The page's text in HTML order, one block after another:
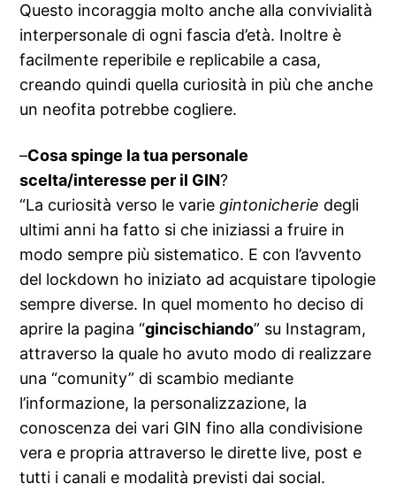
Questo incoraggia molto anche alla convivialità
interpersonale di ogni fascia d’età. Inoltre è
facilmente reperibile e replicabile a casa,
creando quindi quella curiosità in più che anche
un neofita potrebbe cogliere.
–Cosa spinge la tua personale
scelta/interesse per il GIN?
“La curiosità verso le varie gintonicherie degli
ultimi anni ha fatto si che iniziassi a fruire in
modo sempre più sistematico. E con l’avvento
del lockdown ho iniziato ad acquistare tipologie
sempre diverse. In quel momento ho deciso di
aprire la pagina “gincischiando” su Instagram,
attraverso la quale ho avuto modo di realizzare
una “comunity” di scambio mediante
l’informazione, la personalizzazione, la
conoscenza dei vari GIN fino alla condivisione
vera e propria attraverso le dirette live, post e
tutti i canali e modalità previsti dai social.